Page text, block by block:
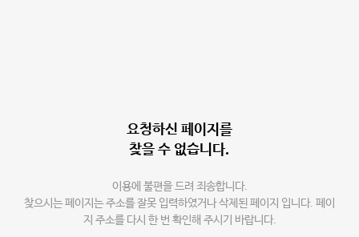
요청하신 페이지를
찾을 수 없습니다.
이용에 불편을 드려 죄송합니다.
찾으시는 페이지는 주소를 잘못 입력하였거나 삭제된 페이지 입니다. 페이
지 주소를 다시 한 번 확인해 주시기 바랍니다.